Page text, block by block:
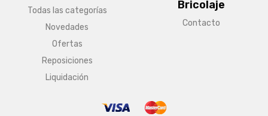
Todas las categorías
Novedades
Ofertas
Reposiciones
Liquidación
Bricolaje
Contacto